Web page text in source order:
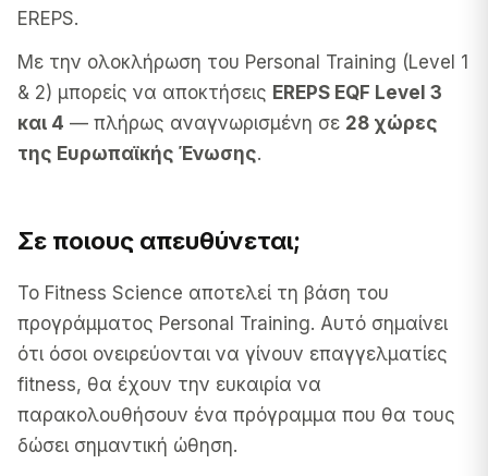
EREPS.
Με την ολοκλήρωση του Personal Training (Level 1
& 2) μπορείς να αποκτήσεις EREPS EQF Level 3
και 4 — πλήρως αναγνωρισμένη σε 28 χώρες
της Ευρωπαϊκής Ένωσης.
Σε ποιους απευθύνεται;
Το Fitness Science αποτελεί τη βάση του
προγράμματος Personal Training. Αυτό σημαίνει
ότι όσοι ονειρεύονται να γίνουν επαγγελματίες
fitness, θα έχουν την ευκαιρία να
παρακολουθήσουν ένα πρόγραμμα που θα τους
δώσει σημαντική ώθηση.